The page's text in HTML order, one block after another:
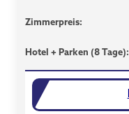
Zimmerpreis:
Hotel + Parken (8 Tage):